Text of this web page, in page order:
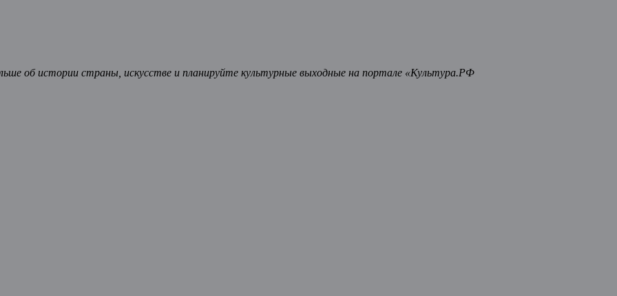
об истории страны, искусстве и планируйте культурные выходные на портале «Культура.РФ